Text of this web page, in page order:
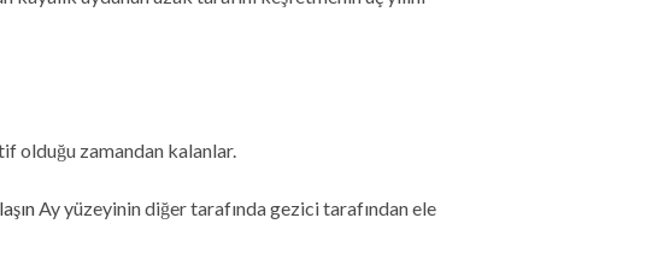
olduğu zamandan kalanlar.
Ay yüzeyinin diğer tarafında gezici tarafından ele